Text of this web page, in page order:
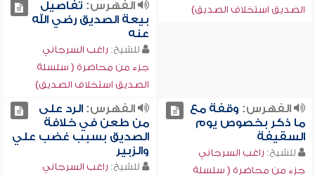
الصديق استخلاف الصديق) الفهرس: تفاصيل
بيعة الصديق رضي الله
عنه
للشيخ: راغب السرجاني
جزء من محاضرة ( سلسلة
الصديق استخلاف الصديق)
الفهرس: وقفة مع
ما ذكر بخصوص يوم
السقيفة
للشيخ: راغب السرجاني
جزء من محاضرة ( سلسلة
الفهرس:الرد على
من طعن في خلافة
الصديق بسبب غضب علي
والزبير
للشيخ: راغب السرجاني